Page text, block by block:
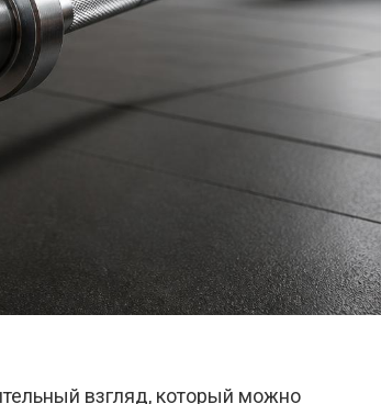
взгляд, который можно